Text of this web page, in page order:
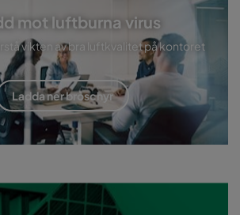
mot luftburna virus
vikten av bra luftkvalitet på kontoret
Ladda ner broschyr